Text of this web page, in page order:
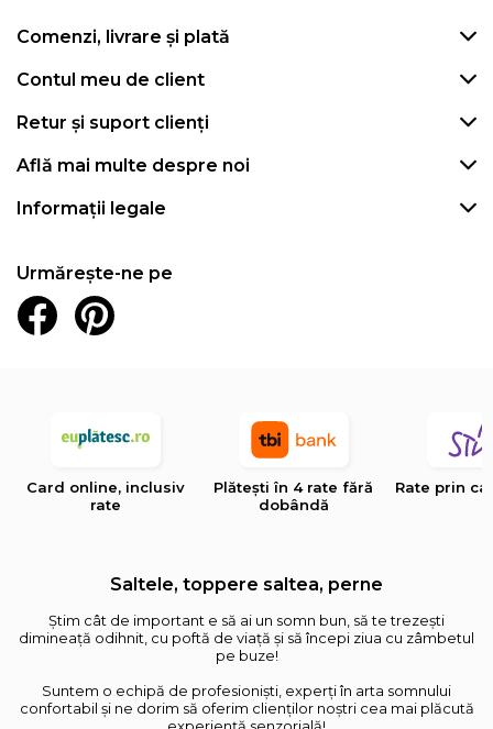
Comenzi, livrare și plată
Contul meu de client
Retur și suport clienți
Află mai multe despre noi
Informații legale
Urmărește-ne pe
Card online, inclusiv
rate
Plătești în 4 rate fără
dobândă
Rate prin
Saltele, toppere saltea, perne
Știm cât de important e să ai un somn bun, să te trezești
dimineață odihnit, cu poftă de viață și să începi ziua cu zâmbetul
pe buze!
Suntem o echipă de profesioniști, experți în arta somnului
confortabil și ne dorim să oferim clienților noștri cea mai plăcută